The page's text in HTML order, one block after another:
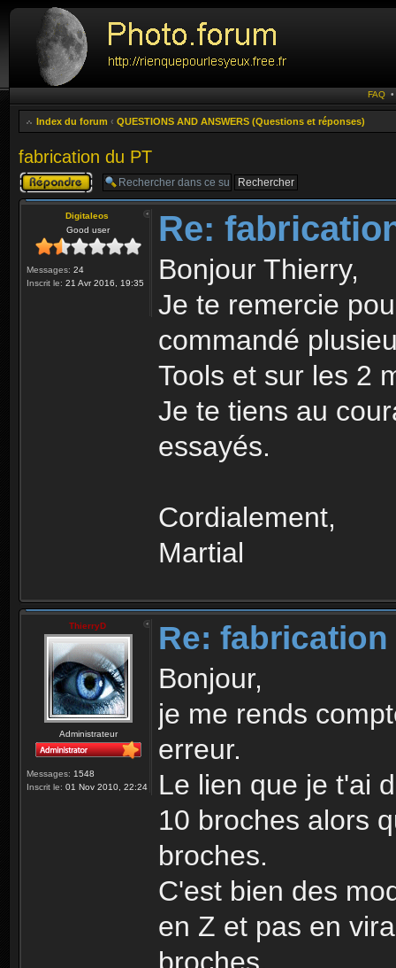
FAQ
Index du forum ‹ QUESTIONS AND ANSWERS (Questions et réponses)
fabrication du PT
Publier une
réponse
Digitaleos
Good user
Messages: 24
Inscrit le: 21 Avr 2016, 19:35
Re:
Bonjour Thierry,
Je te remercie
commandé
Tools et sur les 2
Je te tiens au
essayés.
Cordialement,
Martial
ThierryD
Administrateur
Messages: 1548
Inscrit le: 01 Nov 2010, 22:24
Re: fabrication
Bonjour,
je me rends
erreur.
Le lien que je t'ai
10 broches alors
broches.
C'est bien des
en Z et pas en
broches.